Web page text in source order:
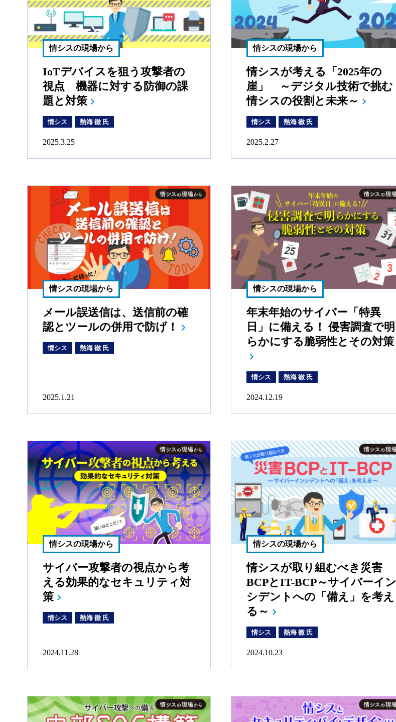
情シスの現場から
IoTデバイスを狙う攻撃者の
視点 機器に対する防御の課
題と対策
情シス 熱海 徹 氏
2025.3.25
情シスの現場から
情シスが考える「2025年の
崖」 ～デジタル技術で挑む
情シスの役割と未来～
情シス 熱海 徹 氏
2025.2.27
情シスの現場から
メール誤送信は、送信前の確
認とツールの併用で防げ！
情シス 熱海 徹 氏
2025.1.21
情シスの現場から
年末年始のサイバー「特異
日」に備える！ 侵害調査で明
らかにする脆弱性とその対策
情シス 熱海 徹 氏
2024.12.19
情シスの現場から
サイバー攻撃者の視点から考
える効果的なセキュリティ対
策
情シス 熱海 徹 氏
2024.11.28
情シスの現場から
情シスが取り組むべき災害
BCPとIT-BCP～サイバーイン
シデントへの「備え」を考え
る～
情シス 熱海 徹 氏
2024.10.23